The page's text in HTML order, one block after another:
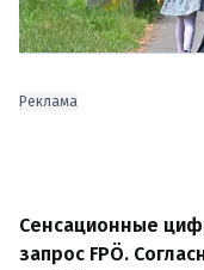
Реклама
Сенсационные
запрос FPÖ.